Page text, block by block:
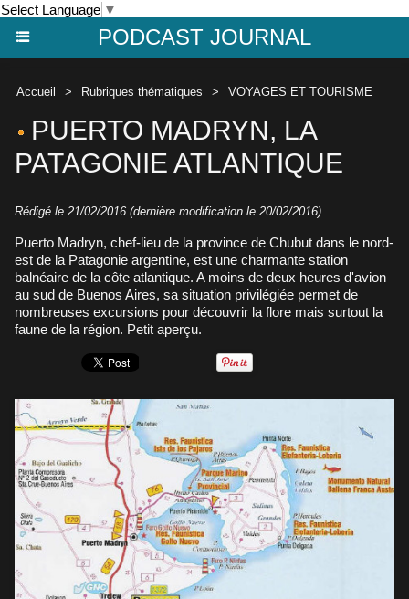
Select Language ▼
PODCAST JOURNAL
Accueil > Rubriques thématiques > VOYAGES ET TOURISME
PUERTO MADRYN, LA
PATAGONIE ATLANTIQUE
Rédigé le 21/02/2016 (dernière modification le 20/02/2016)
Puerto Madryn, chef-lieu de la province de Chubut dans le nord-
est de la Patagonie argentine, est une charmante station
balnéaire de la côte atlantique. A moins de deux heures d'avion
au sud de Buenos Aires, sa situation privilégiée permet de
nombreuses excursions pour découvrir la flore mais surtout la
faune de la région. Petit aperçu.